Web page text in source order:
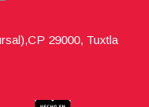
29000, Tuxtla